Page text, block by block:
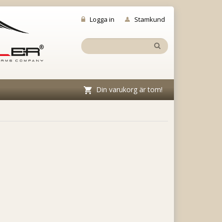
Logga in Stamkund
Din varukorg är tom!